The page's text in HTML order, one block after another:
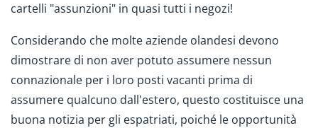
cartelli "assunzioni" in quasi tutti i negozi!
Considerando che molte aziende olandesi devono
dimostrare di non aver potuto assumere nessun
connazionale per i loro posti vacanti prima di
assumere qualcuno dall'estero, questo costituisce una
buona notizia per gli espatriati, poiché le opportunità